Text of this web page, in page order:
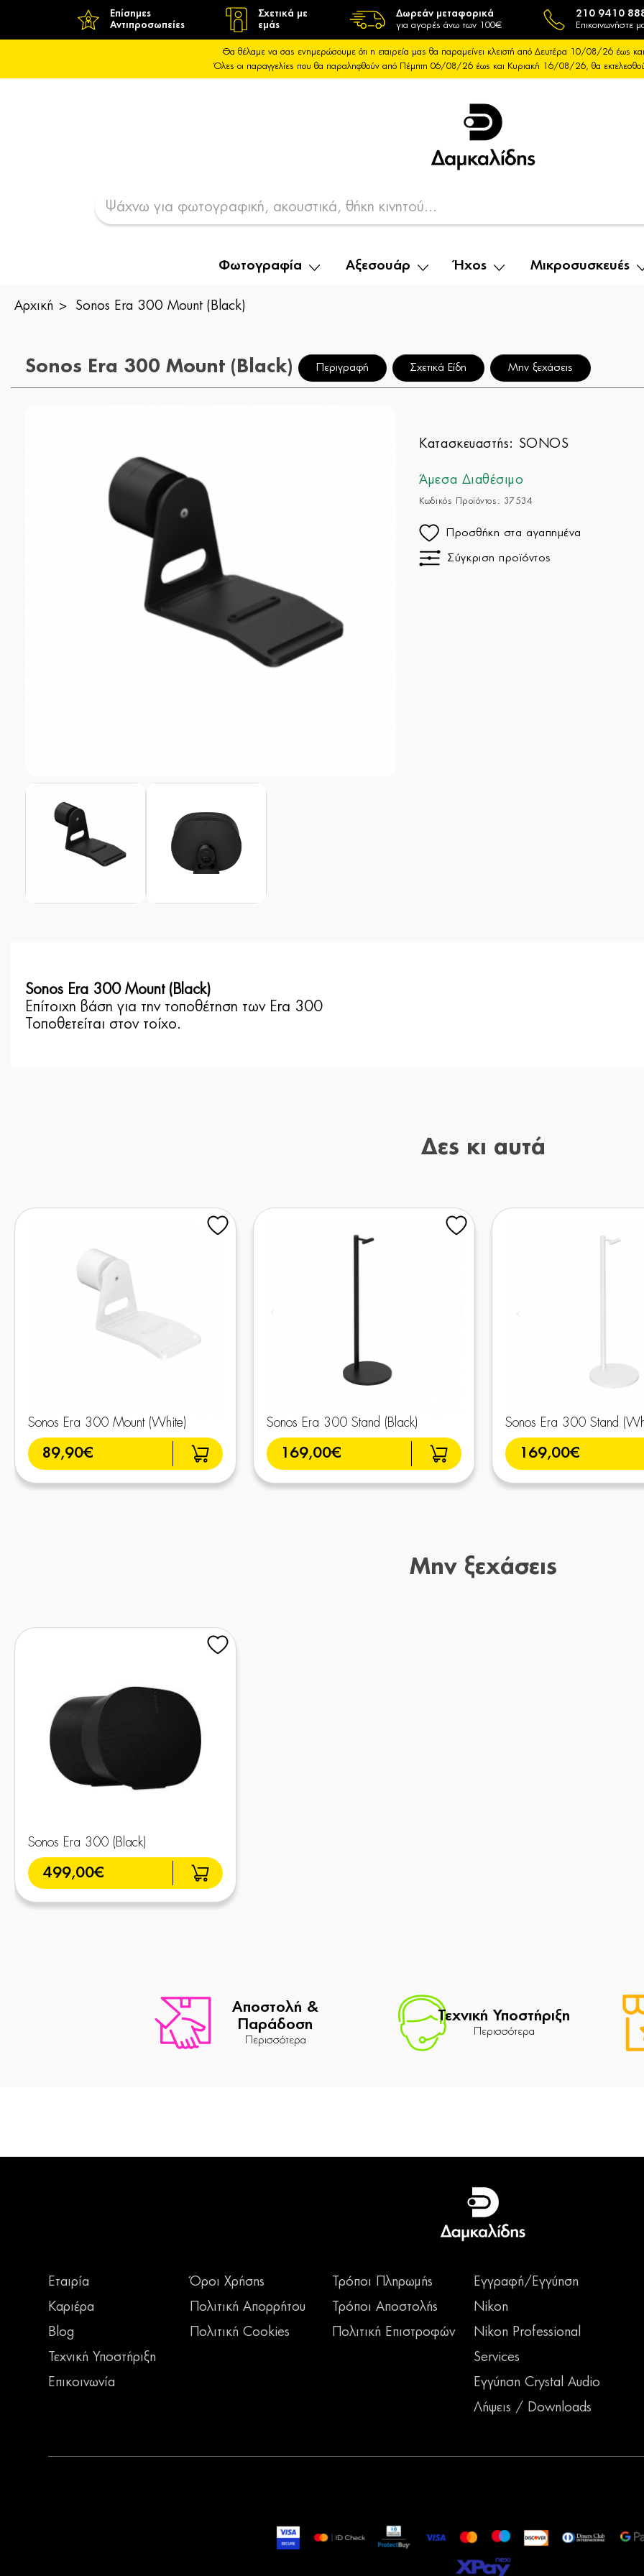
Επίσημες
Αντιπροσωπείες
Σχετικά με
εμάς
Δωρεάν μεταφορικά
για αγορές άνω των 100€
210 9410
Επικοινωνήστε
Θα θέλαμε να σας ενημερώσουμε ότι η εταιρεία μας θα παραμείνει κλειστή από Δευτέρα 10/08/26
Όλες οι παραγγελίες που θα παραληφθούν από Πέμπτη 06/08/26 έως και Κυριακή 16/08/26, θα
Φωτογραφία Αξεσουάρ Ήχος Μικροσυσκευές
Αρχική Sonos Era 300 Mount (Black)
Sonos Era 300 Mount (Black) Περιγραφή Σχετικά Είδη Μην ξεχάσεις
Κατασκευαστής: SONOS
Άμεσα Διαθέσιμο
Κωδικός Προϊόντος: 37534
Προσθήκη στα αγαπημένα
Σύγκριση προϊόντος
Sonos Era 300 Mount (Black)
Επίτοιχη βάση για την τοποθέτηση των Εra 300
Τοποθετείται στον τοίχο.
Δες κι αυτά
Sonos Era 300 Mount (White)
89,90€
Sonos Era 300 Stand (Black)
169,00€
Sonos Era 300 Stand
169,00€
Μην ξεχάσεις
Sonos Era 300 (Black)
499,00€
Αποστολή &
Παράδοση
Περισσότερα
Τεχνική Υποστήριξη
Περισσότερα
Εταιρία
Καριέρα
Blog
Τεχνική Υποστήριξη
Επικοινωνία
Όροι Χρήσης
Πολιτική Απορρήτου
Πολιτική Cookies
Τρόποι Πληρωμής
Τρόποι Αποστολής
Πολιτική Επιστροφών
Εγγραφή/Εγγύηση
Nikon
Nikon Professional
Services
Εγγύηση Crystal Audio
Λήψεις / Downloads